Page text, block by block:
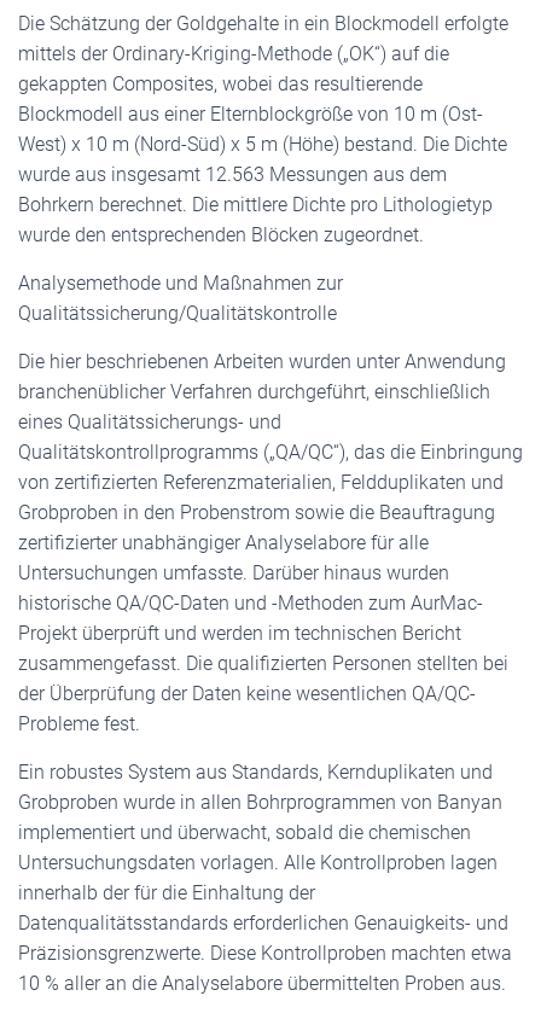
Die Schätzung der Goldgehalte in ein Blockmodell erfolgte
mittels der Ordinary-Kriging-Methode („OK“) auf die
gekappten Composites, wobei das resultierende
Blockmodell aus einer Elternblockgröße von 10 m (Ost-
West) x 10 m (Nord-Süd) x 5 m (Höhe) bestand. Die Dichte
wurde aus insgesamt 12.563 Messungen aus dem
Bohrkern berechnet. Die mittlere Dichte pro Lithologietyp
wurde den entsprechenden Blöcken zugeordnet.
Analysemethode und Maßnahmen zur
Qualitätssicherung/Qualitätskontrolle
Die hier beschriebenen Arbeiten wurden unter Anwendung
branchenüblicher Verfahren durchgeführt, einschließlich
eines Qualitätssicherungs- und
Qualitätskontrollprogramms („QA/QC“), das die Einbringung
von zertifizierten Referenzmaterialien, Feldduplikaten und
Grobproben in den Probenstrom sowie die Beauftragung
zertifizierter unabhängiger Analyselabore für alle
Untersuchungen umfasste. Darüber hinaus wurden
historische QA/QC-Daten und -Methoden zum AurMac-
Projekt überprüft und werden im technischen Bericht
zusammengefasst. Die qualifizierten Personen stellten bei
der Überprüfung der Daten keine wesentlichen QA/QC-
Probleme fest.
Ein robustes System aus Standards, Kernduplikaten und
Grobproben wurde in allen Bohrprogrammen von Banyan
implementiert und überwacht, sobald die chemischen
Untersuchungsdaten vorlagen. Alle Kontrollproben lagen
innerhalb der für die Einhaltung der
Datenqualitätsstandards erforderlichen Genauigkeits- und
Präzisionsgrenzwerte. Diese Kontrollproben machten etwa
10 % aller an die Analyselabore übermittelten Proben aus.